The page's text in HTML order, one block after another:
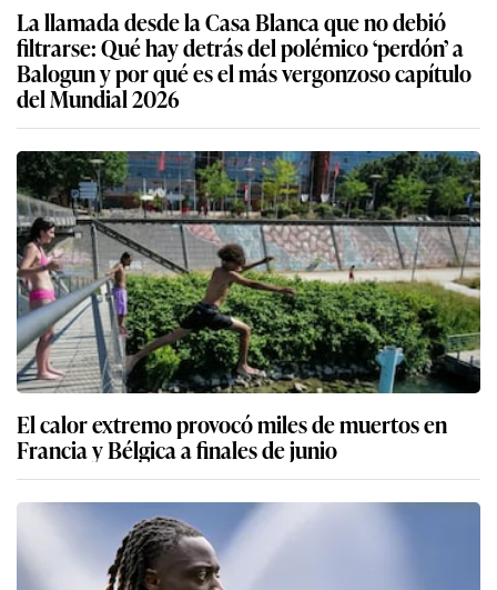
La llamada desde la Casa Blanca que no debió
filtrarse: Qué hay detrás del polémico ‘perdón’ a
Balogun y por qué es el más vergonzoso capítulo
del Mundial 2026
El calor extremo provocó miles de muertos en
Francia y Bélgica a finales de junio